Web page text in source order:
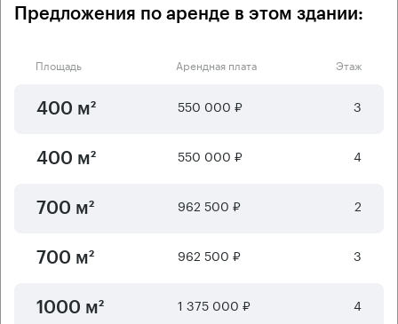
Предложения по аренде в этом здании:
Площадь Арендная плата Этаж
400 м² 550 000 ₽ 3
400 м² 550 000 ₽ 4
700 м² 962 500 ₽ 2
700 м² 962 500 ₽ 3
1000 м² 1 375 000 ₽ 4